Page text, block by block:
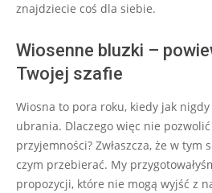
znajdziecie coś dla siebie.
Wiosenne bluzki –
Twojej szafie
Wiosna to pora roku, kiedy jak
ubrania. Dlaczego więc nie
przyjemności? Zwłaszcza, że w
czym przebierać. My
propozycji, które nie mogą wyjść z